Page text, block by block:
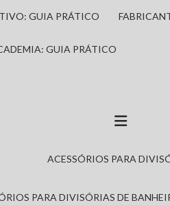
GUIA PRÁTICO
GUIA PRÁTICO
ACESSÓRIOS PARA
PARA DIVISÓRIAS DE